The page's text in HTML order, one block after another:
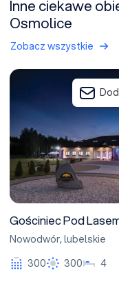
Inne ciekawe
Osmolice
Zobacz wszystkie
Gościniec Pod Lasem
Gościniec Pod
Nowodwór,lubelskie
300
300 4